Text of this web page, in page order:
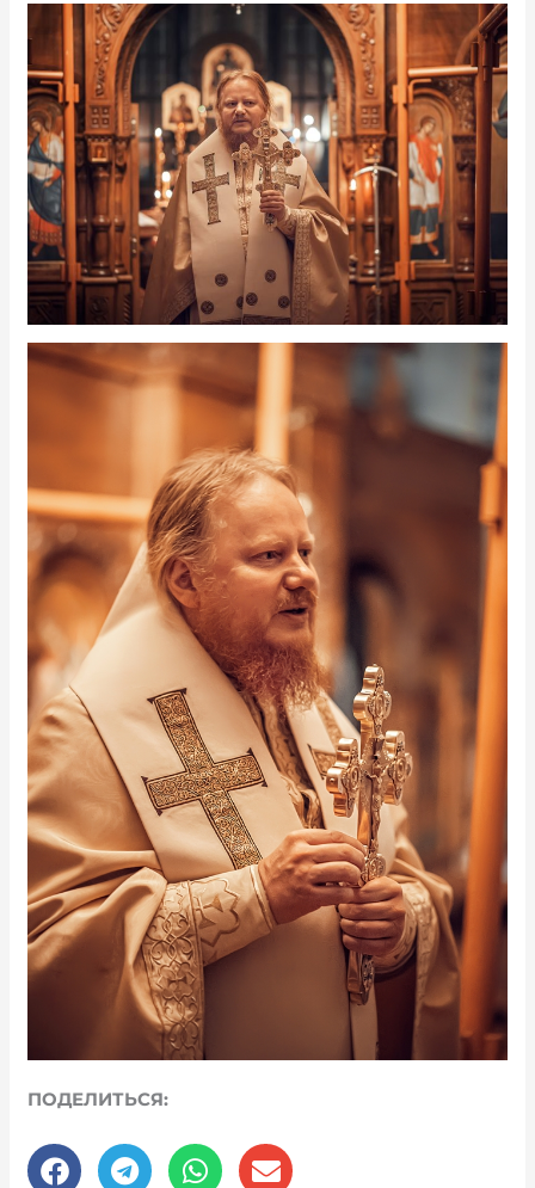
ПОДЕЛИТЬСЯ: